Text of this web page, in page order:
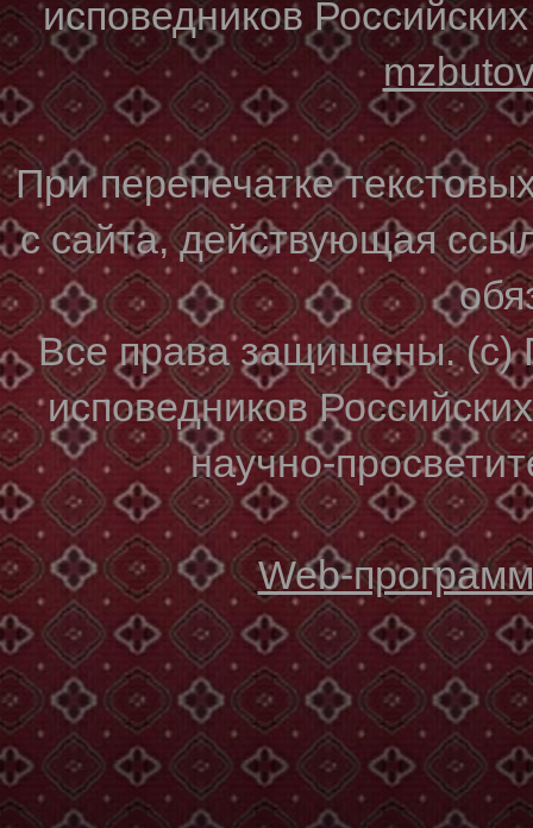
исповедников
При перепечатке
с сайта, действующая
Все права защищены. (с)
исповедников
научно-
Web-